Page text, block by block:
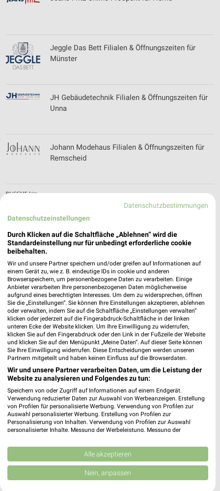
Jeggle Das Bett Filialen & Öffnungszeiten für
Münster
JH Gebäudetechnik Filialen & Öffnungszeiten für
Unna
Johann Modehaus Filialen & Öffnungszeiten für
Remscheid
Juwelier Lehmkühler Filialen & Öffnungszeiten
Juwelier Raring Filialen & Öffnungszeiten für
Münster Hiltrup
Juwelier Schneider in Oberhausen Filialen &
Öffnungszeiten für Oberhausen
Juwelier Sternemann Filialen & Öffnungszeiten
für Datteln
JYSK Katalog und Prospekte für Castrop-Rauxel
Datenschutzbestimmungen
Datenschutzeinstellungen
Durch Klicken auf die Schaltfläche „Ablehnen“ wird die
Standardeinstellung nur für unbedingt erforderliche cookie
beibehalten.
Wir und unsere Partner speichern und/oder greifen auf Informationen auf
einem Gerät zu, wie z. B. eindeutige IDs in cookie und anderen
Browserspeichern, um personenbezogene Daten zu verarbeiten. Einige
Anbieter verarbeiten Ihre personenbezogenen Daten möglicherweise
aufgrund eines berechtigten Interesses. Um dem zu widersprechen, öffnen
Sie die „Einstellungen“. Sie können Ihre Einstellungen akzeptieren, ablehnen
oder verwalten, indem Sie auf die Schaltfläche „Einstellungen verwalten“
klicken oder jederzeit auf die Fingerabdruck-Schaltfläche in der linken
unteren Ecke der Website klicken. Um Ihre Einwilligung zu widerrufen,
klicken Sie auf den Fingerabdruck oder den Link in der Fußzeile der Website
und klicken Sie auf den Menüpunkt „Meine Daten“. Auf dieser Seite können
Sie Ihre Einwilligung widerrufen. Diese Entscheidungen werden unseren
Partnern mitgeteilt und haben keinen Einfluss auf die Browserdaten.
Wir und unsere Partner verarbeiten Daten, um die Leistung der
Website zu analysieren und Folgendes zu tun:
Speichern von oder Zugriff auf Informationen auf einem Endgerät.
Verwendung reduzierter Daten zur Auswahl von Werbeanzeigen. Erstellung
von Profilen für personalisierte Werbung. Verwendung von Profilen zur
Auswahl personalisierter Werbung. Erstellung von Profilen zur
Personalisierung von Inhalten. Verwendung von Profilen zur Auswahl
personalisierter Inhalte. Messung der Werbeleistung. Messung der
Kombinationen von Daten aus verschiedenen Quellen. Entwicklung und
Verbesserung der Angebote. Verwendung reduzierter Daten zur Auswahl
von Inhalten.
Daten können außerhalb der Europäischen Union weitergegeben und in die
Alle akzeptieren
Nein, anpassen